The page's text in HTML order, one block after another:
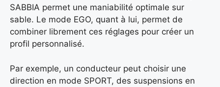
SABBIA permet une maniabilité optimale sur
sable. Le mode EGO, quant à lui, permet de
combiner librement ces réglages pour créer un
profil personnalisé.
Par exemple, un conducteur peut choisir une
direction en mode SPORT, des suspensions en